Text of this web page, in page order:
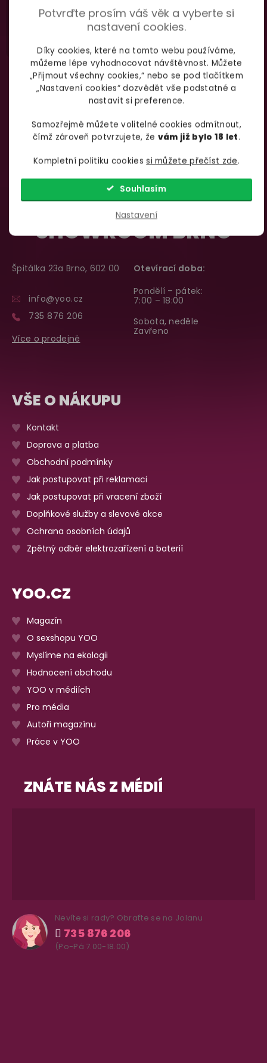
Potvrďte prosím váš věk a vyberte si
nastavení cookies.
Díky cookies, které na tomto webu používáme,
můžeme lépe vyhodnocovat návštěvnost. Můžete
„Přijmout všechny cookies,“ nebo se pod tlačítkem
„Nastavení cookies“ dozvědět vše podstatné a
nastavit si preference.
Samozřejmě můžete volitelné cookies odmítnout,
čímž zároveň potvrzujete, že vám již bylo 18 let.
Kompletní politiku cookiessi můžete přečíst zde.
Nastavení
Souhlasím
SHOWROOM BRNO
Špitálka 23a Brno, 602 00
info@yoo.cz
735 876 206
Více o prodejně
Otevírací doba:
Pondělí – pátek:
7:00 – 18:00
Sobota, neděle
Zavřeno
VŠE O NÁKUPU
Kontakt
Doprava a platba
Obchodní podmínky
Jak postupovat při reklamaci
Jak postupovat při vracení zboží
Doplňkové služby a slevové akce
Ochrana osobních údajů
Zpětný odběr elektrozařízení a baterií
YOO.CZ
Magazín
O sexshopu YOO
Myslíme na ekologii
Hodnocení obchodu
YOO v médiích
Pro média
Autoři magazínu
Práce v YOO
ZNÁTE NÁS Z MÉDIÍ
Nevíte si rady? Obraťte se na Jolanu
735 876 206
(Po-Pá 7.00-18.00)